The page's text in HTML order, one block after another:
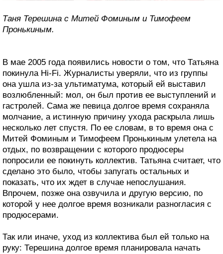
Таня Терешина с Митей Фоминым и Тимофеем
Пронькиным.
В мае 2005 года появились новости о том, что Татьяна
покинула Hi-Fi. Журналисты уверяли, что из группы
она ушла из-за ультиматума, который ей выставил
возлюбленный: мол, он был против ее выступлений и
гастролей. Сама же певица долгое время сохраняла
молчание, а истинную причину ухода раскрыла лишь
несколько лет спустя. По ее словам, в то время она с
Митей Фоминым и Тимофеем Пронькиным улетела на
отдых, по возвращении с которого продюсеры
попросили ее покинуть коллектив. Татьяна считает, что
сделано это было, чтобы запугать остальных и
показать, что их ждет в случае непослушания.
Впрочем, позже она озвучила и другую версию, по
которой у нее долгое время возникали разногласия с
продюсерами.
Так или иначе, уход из коллектива был ей только на
руку: Терешина долгое время планировала начать